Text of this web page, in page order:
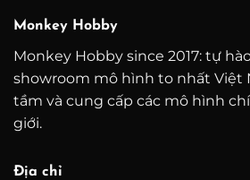
Monkey Hobby
Monkey Hobby since 2017: tự
showroom mô hình to nhất Việt
tầm và cung cấp các mô hình
giới.
Địa chỉ